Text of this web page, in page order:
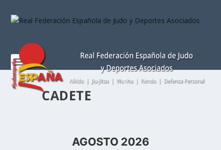
este
incluye
sistema
CADETE
AGOSTO 2026